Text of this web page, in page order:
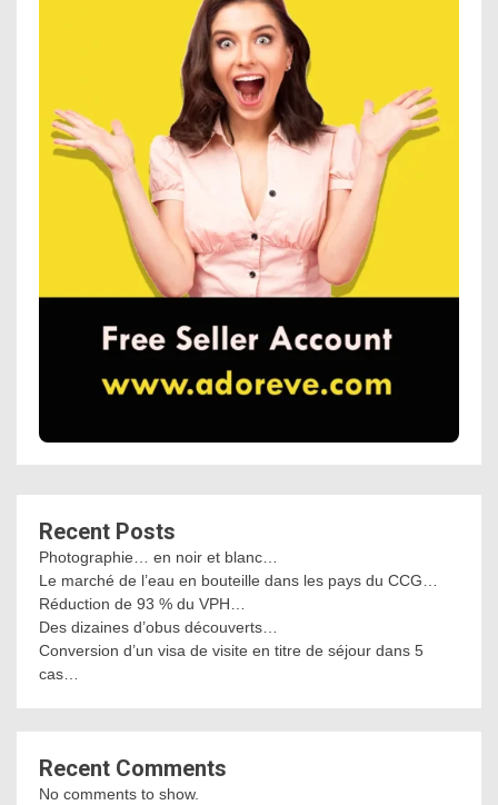
Recent Posts
Photographie… en noir et blanc…
Le marché de l’eau en bouteille dans les pays du CCG…
Réduction de 93 % du VPH…
Des dizaines d’obus découverts…
Conversion d’un visa de visite en titre de séjour dans 5
cas…
Recent Comments
No comments to show.